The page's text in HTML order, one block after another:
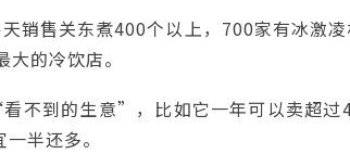
销售关东煮400个以上，700家有冰激
的冷饮店。
不到的生意”，比如它一年可以卖超过
半还多。